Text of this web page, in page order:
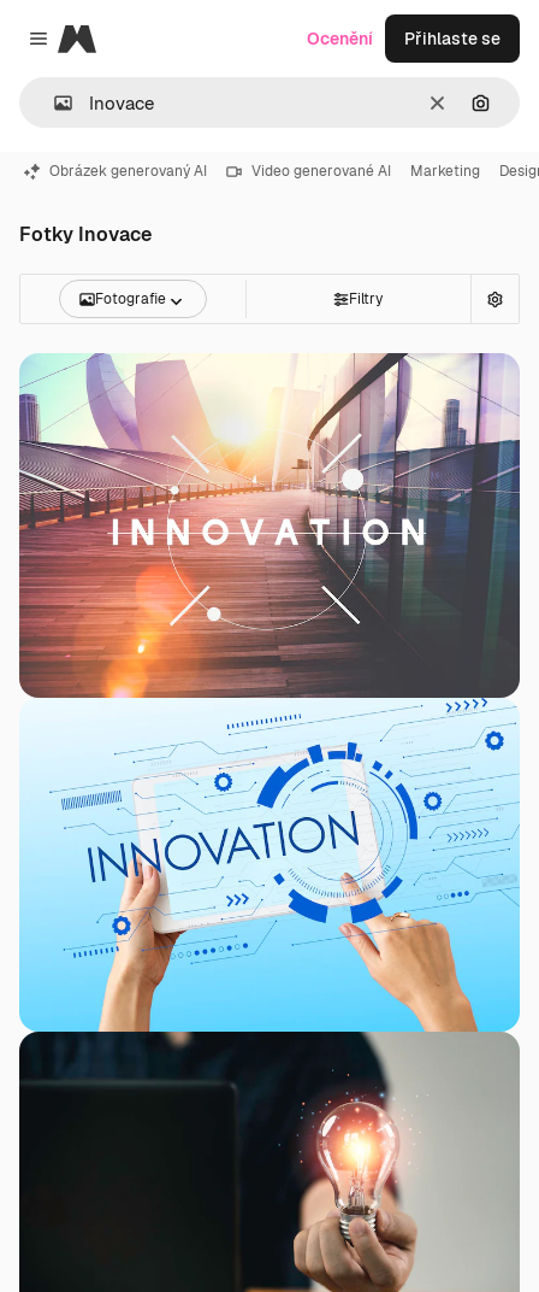
Close menu
Magnific
ZrušitHledat
Ocenění Přihlaste se
Obrázek generovaný AI Video generované AI Marketing
Fotky Inovace
Fotografie Filtry